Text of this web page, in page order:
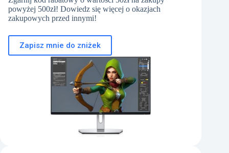
powyżej 500zł! Dowiedz się więcej o okazjach
zakupowych przed innymi!
Zapisz mnie do zniżek